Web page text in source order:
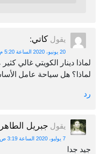
يقول كاتي:
20 يونيو، 2020 الساعة 5:20 م
لماذا دينار الكويتي غالي
لماذا؟ هل سياحة عامل
رد
يقول جبريل
7 يوليو، 2020 الساعة 3:19 ص
جيد جدا